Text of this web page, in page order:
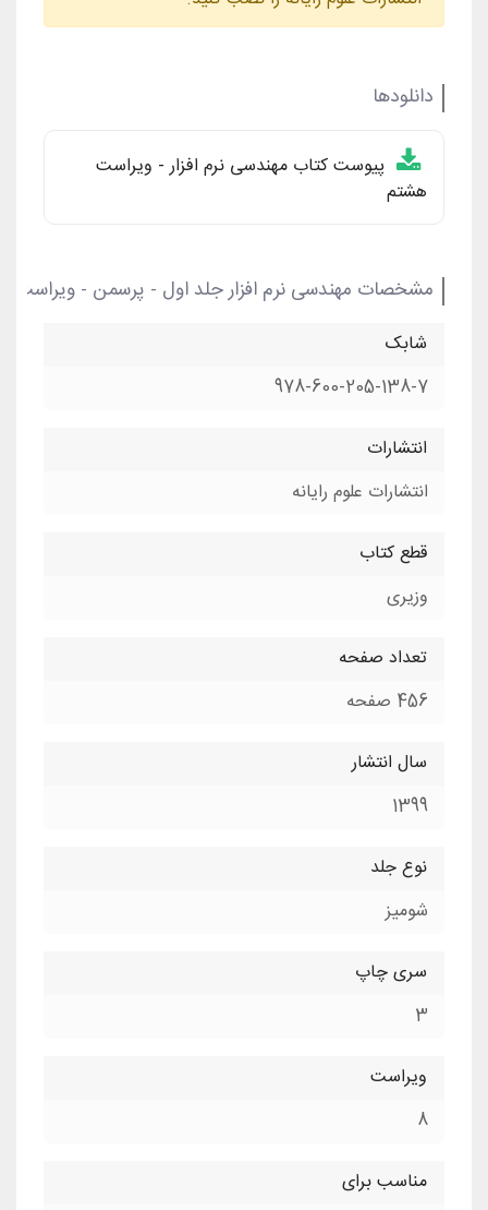
دانلودها
پیوست کتاب مهندسی نرم افزار - ویراست
هشتم
مشخصات مهندسی نرم افزار جلد اول - پرسمن - ویراست
شابک
978-600-205-138-7
انتشارات
انتشارات علوم رایانه
قطع کتاب
وزیری
تعداد صفحه
456 صفحه
سال انتشار
1399
نوع جلد
شومیز
سری چاپ
3
ویراست
8
مناسب برای